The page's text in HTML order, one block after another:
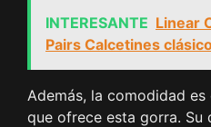
INTERESANTE Linear
Pairs Calcetines
Además, la comodidad
que ofrece esta gorra. Su